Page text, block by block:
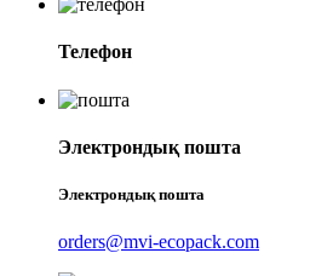
Телефон
Электрондық пошта
Электрондық пошта
orders@mvi-ecopack.com